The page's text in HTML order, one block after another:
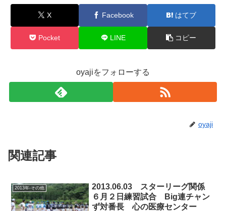
X Facebook はてブ
Pocket LINE コピー
oyajiをフォローする
oyaji
関連記事
2013年-その他
2013.06.03 スターリーグ関係
６月２日練習試合 Big連チャン
ず対番長 心の医療センター